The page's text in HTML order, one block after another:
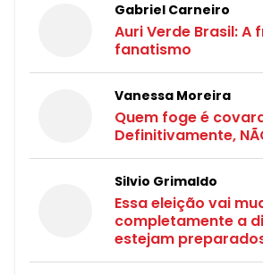
Gabriel Carneiro
Auri Verde Brasil: A
fanatismo
Vanessa Moreira
Quem foge é
Definitivamente,
Silvio Grimaldo
Essa eleição vai
completamente a
estejam